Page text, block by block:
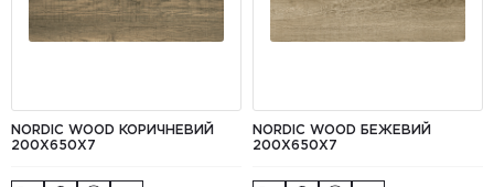
NORDIC WOOD КОРИЧНЕВИЙ
200X650X7
NORDIC WOOD БЕЖЕВИЙ
200X650X7